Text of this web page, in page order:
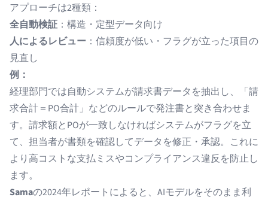
アプローチは2種類：
全自動検証 ：構造・定型データ向け
人によるレビュー ：信頼度が低い・フラグが立った項目の
見直し
例：
経理部門では自動システムが請求書データを抽出し、「請
求合計＝PO合計」などのルールで発注書と突き合わせま
す。請求額とPOが一致しなければシステムがフラグを立
て、担当者が書類を確認してデータを修正・承認。これに
より高コストな支払ミスやコンプライアンス違反を防止し
ます。
Samaの2024年レポートによると、AIモデルをそのまま利